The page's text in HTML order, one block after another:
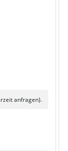
anfragen).